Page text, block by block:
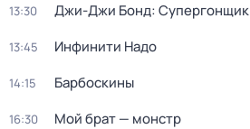
13:30 Джи-Джи Бонд: Супергонщик
13:45 Инфинити Надо
14:15 Барбоскины
16:30 Мой брат — монстр